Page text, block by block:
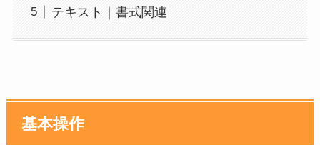
テキスト｜書式関連
基本操作